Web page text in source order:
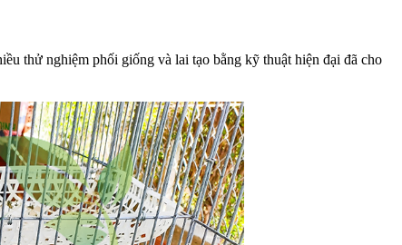
thử nghiệm phối giống và lai tạo bằng kỹ thuật hiện đại đã cho